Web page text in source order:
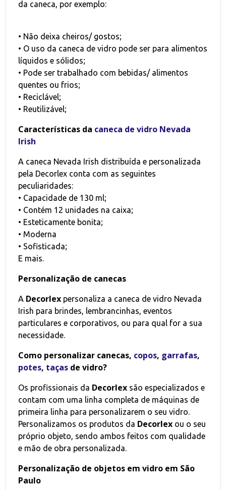
da caneca, por exemplo:
• Não deixa cheiros/ gostos;
• O uso da caneca de vidro pode ser para alimentos
líquidos e sólidos;
• Pode ser trabalhado com bebidas/ alimentos
quentes ou frios;
• Reciclável;
• Reutilizável;
Características da caneca de vidro Nevada
Irish
A caneca Nevada Irish distribuída e personalizada
pela Decorlex conta com as seguintes
peculiaridades:
• Capacidade de 130 ml;
• Contém 12 unidades na caixa;
• Esteticamente bonita;
• Moderna
• Sofisticada;
E mais.
Personalização de canecas
A Decorlex personaliza a caneca de vidro Nevada
Irish para brindes, lembrancinhas, eventos
particulares e corporativos, ou para qual for a sua
necessidade.
Como personalizar canecas, copos, garrafas,
potes, taças de vidro?
Os profissionais da Decorlex são especializados e
contam com uma linha completa de máquinas de
primeira linha para personalizarem o seu vidro.
Personalizamos os produtos da Decorlex ou o seu
próprio objeto, sendo ambos feitos com qualidade
e mão de obra personalizada.
Personalização de objetos em vidro em São
Paulo